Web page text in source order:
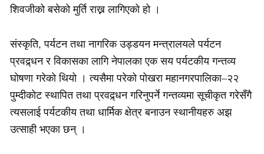
शिवजीको बसेको मुर्ति राख्न लागिएको हो ।
संस्कृति, पर्यटन तथा नागरिक उड्डयन मन्त्रालयले पर्यटन
प्रवद्र्धन र विकासका लागि नेपालका एक सय पर्यटकीय गन्तव्य
घोषणा गरेको थियो । त्यसैमा परेको पोखरा महानगरपालिका–२२
पुम्दीकोट स्थापित तथा प्रवद्र्धन गरिनुपर्ने गन्तव्यमा सूचीकृत गरेसँगै
त्यसलाई पर्यटकीय तथा धार्मिक क्षेत्र बनाउन स्थानीयहरु अझ
उत्साही भएका छन् ।